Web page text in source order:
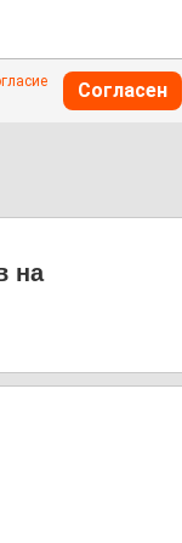
Согласен
на